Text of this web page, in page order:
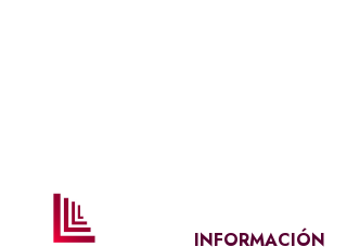
INFORMACIÓN